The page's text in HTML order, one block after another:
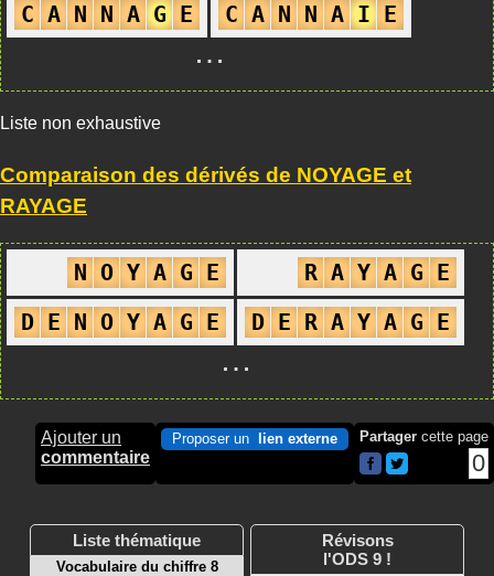
C A N N A G E C A N N A I E
…
Liste non exhaustive
Comparaison des dérivés de NOYAGE et
RAYAGE
N O Y A G E R A Y A G E
D E N O Y A G E D E R A Y A G E
…
Ajouter un
commentaire
Proposer un lien externe Partager cette page
0
Liste thématique
Vocabulaire du chiffre 8
Révisons
l'ODS 9 !